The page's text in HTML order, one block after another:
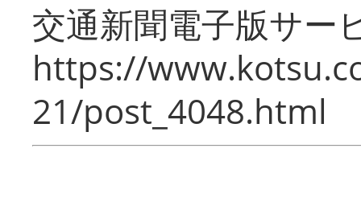
交通新聞電子版サー
https://
21/post_4048.html